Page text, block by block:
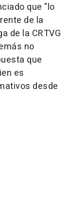
que "lo
de la
de la CRTVG
no
que
es
desde